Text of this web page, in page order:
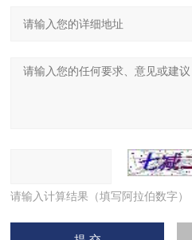
请输入计算结果（填写阿拉伯数字